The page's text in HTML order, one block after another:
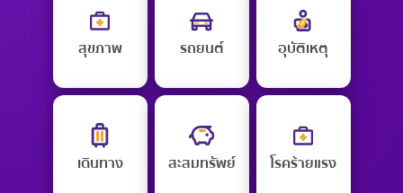
สุขภาพ รถยนต์ อุบัติเหตุ
เดินทาง สะสมทรัพย์ โรคร้ายแรง